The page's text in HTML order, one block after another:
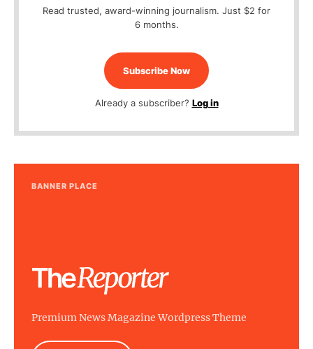
Read trusted, award-winning journalism. Just $2 for
6 months.
Subscribe Now
Already a subscriber? Log in
BANNER PLACE
Premium News Magazine Wordpress Theme